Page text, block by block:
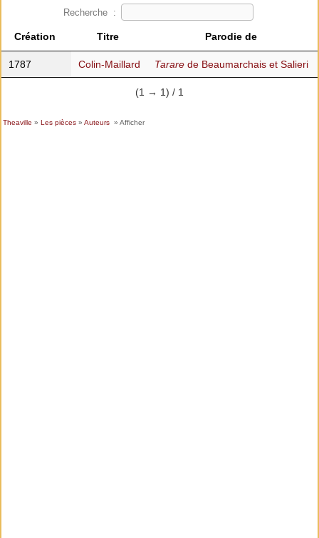
Recherche :
Création Titre Parodie de
1787 Colin-Maillard Tararede Beaumarchais et Salieri
(1 → 1) / 1
Theaville » Les pièces» Auteurs » Afficher